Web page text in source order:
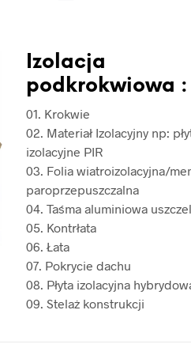
Izolacja
podkrokwiowa :
01. Krokwie
02. Materiał Izolacyjny np:
izolacyjne PIR
03. Folia wiatroizolacyjna/
paroprzepuszczalna
04. Taśma aluminiowa
05. Kontrłata
06. Łata
07. Pokrycie dachu
08. Płyta izolacyjna
09. Stelaż konstrukcji